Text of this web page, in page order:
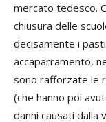
mercato tedesco.
chiusura delle
decisamente i
accaparramento,
sono rafforzate le
(che hanno poi
danni causati dalla